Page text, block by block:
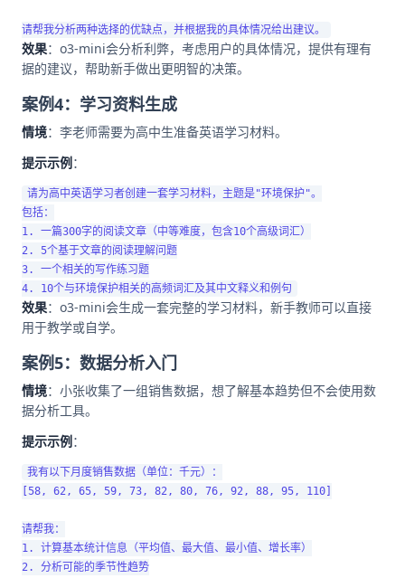
效果：o3-mini会分析利弊，考虑用户的具体情况，提供有理有
据的建议，帮助新手做出更明智的决策。
案例4：学习资料生成
情境：李老师需要为高中生准备英语学习材料。
提示示例 ：
请为高中英语学习者创建一套学习材料，主题是"环境保护"。
包括：
1. 一篇300字的阅读文章（中等难度，包含10个高级词汇）
2. 5个基于文章的阅读理解问题
3. 一个相关的写作练习题
效果：o3-mini会生成一套完整的学习材料，新手教师可以直接
用于教学或自学。
案例5：数据分析入门
情境：小张收集了一组销售数据，想了解基本趋势但不会使用数
据分析工具。
提示示例 ：
我有以下月度销售数据（单位：千元）：
[58, 62, 65, 59, 73, 82, 80, 76, 92, 88, 95, 110]
请帮我：
1. 计算基本统计信息（平均值、最大值、最小值、增长率）
2. 分析可能的季节性趋势